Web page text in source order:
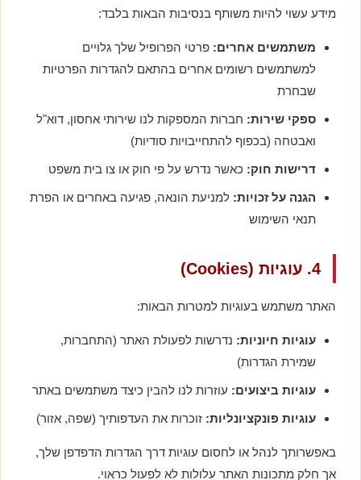
מידע עשוי להיות משותף בנסיבות הבאות בלבד:
משתמשים אחרים: פרטי הפרופיל שלך גלויים
למשתמשים רשומים אחרים בהתאם להגדרות הפרטיות
שבחרת
ספקי שירות: חברות המספקות לנו שירותי אחסון, דוא"ל
ואבטחה (בכפוף להתחייבויות סודיות)
דרישות חוק: כאשר נדרש על פי חוק או צו בית משפט
הגנה על זכויות: למניעת הונאה, פגיעה באחרים או הפרת
תנאי השימוש
4. עוגיות (Cookies)
האתר משתמש בעוגיות למטרות הבאות:
עוגיות חיוניות: נדרשות לפעולת האתר (התחברות,
שמירת הגדרות)
עוגיות ביצועים: עוזרות לנו להבין כיצד משתמשים באתר
עוגיות פונקציונליות: זוכרות את העדפותיך (שפה, אזור)
באפשרותך לנהל או לחסום עוגיות דרך הגדרות הדפדפן שלך,
אך חלק מתכונות האתר עלולות לא לפעול כראוי.